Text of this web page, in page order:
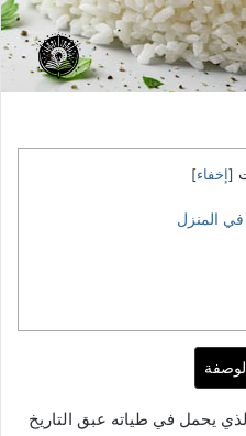
[ إخفاء]
في المنزل
يحمل في طياته عبق التاريخ